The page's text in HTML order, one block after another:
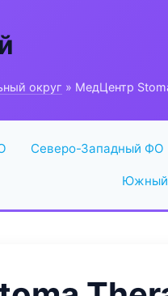
округ » МедЦентр
Северо-Западный ФО